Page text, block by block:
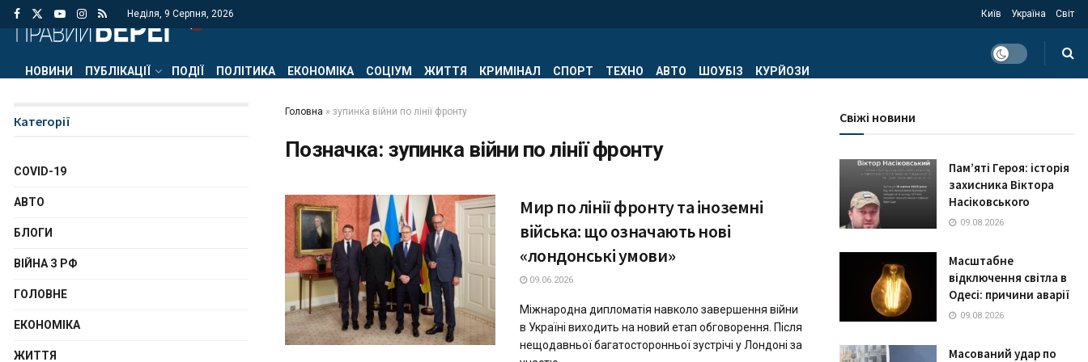
Неділя, 9 Серпня, 2026 Київ Україна Світ
НОВИНИ ПУБЛІКАЦІЇ ПОДІЇ ПОЛІТИКА ЕКОНОМІКА СОЦІУМ ЖИТТЯ КРИМІНАЛ СПОРТ ТЕХНО АВТО ШОУБІЗ КУРЙОЗИ
Головна » зупинка війни по лінії фронту
Позначка: зупинка війни по лінії фронту
Мир по лінії фронту та іноземні
війська: що означають нові
«лондонські умови»
09.06.2026
Міжнародна дипломатія навколо завершення війни
в Україні виходить на новий етап обговорення. Після
нещодавньої багатосторонньої зустрічі у Лондоні за
Категорії
COVID-19
АВТО
БЛОГИ
ВІЙНА З РФ
ГОЛОВНЕ
ЕКОНОМІКА
ЖИТТЯ
Свіжі новини
Пам’яті Героя: історія
захисника Віктора
Насіковського
09.08.2026
Масштабне
відключення світла в
Одесі: причини аварії
09.08.2026
Масований удар по